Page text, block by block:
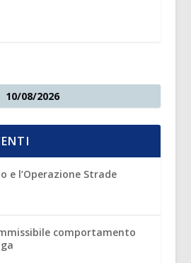
10/08/2026
e l’Operazione Strade
comportamento